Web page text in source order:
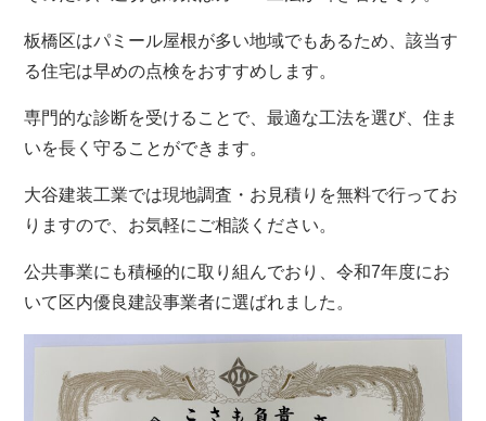
板橋区はパミール屋根が多い地域でもあるため、該当す
る住宅は早めの点検をおすすめします。
専門的な診断を受けることで、最適な工法を選び、住ま
いを長く守ることができます。
大谷建装工業では現地調査・お見積りを無料で行ってお
りますので、お気軽にご相談ください。
公共事業にも積極的に取り組んでおり、令和7年度にお
いて区内優良建設事業者に選ばれました。